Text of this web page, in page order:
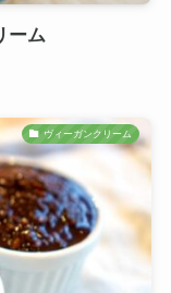
ーム
ヴィーガンクリーム